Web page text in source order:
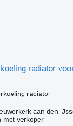
radiator
radiator
aan den
met verkoper